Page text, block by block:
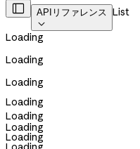
 APIリファレンス

List
Loading
Loading
Loading
Loading
Loading
Loading
Loading